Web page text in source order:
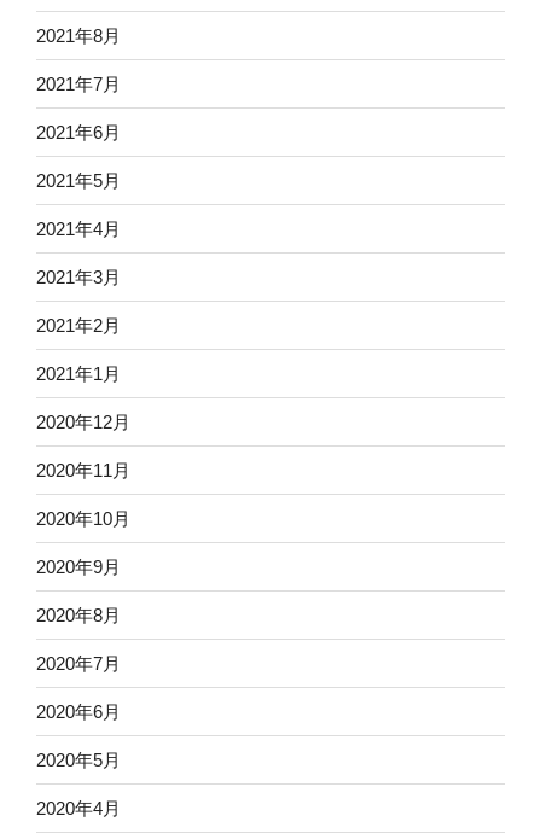
2021年8月
2021年7月
2021年6月
2021年5月
2021年4月
2021年3月
2021年2月
2021年1月
2020年12月
2020年11月
2020年10月
2020年9月
2020年8月
2020年7月
2020年6月
2020年5月
2020年4月